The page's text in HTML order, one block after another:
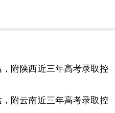
附陕西近三年高考录取控
附云南近三年高考录取控